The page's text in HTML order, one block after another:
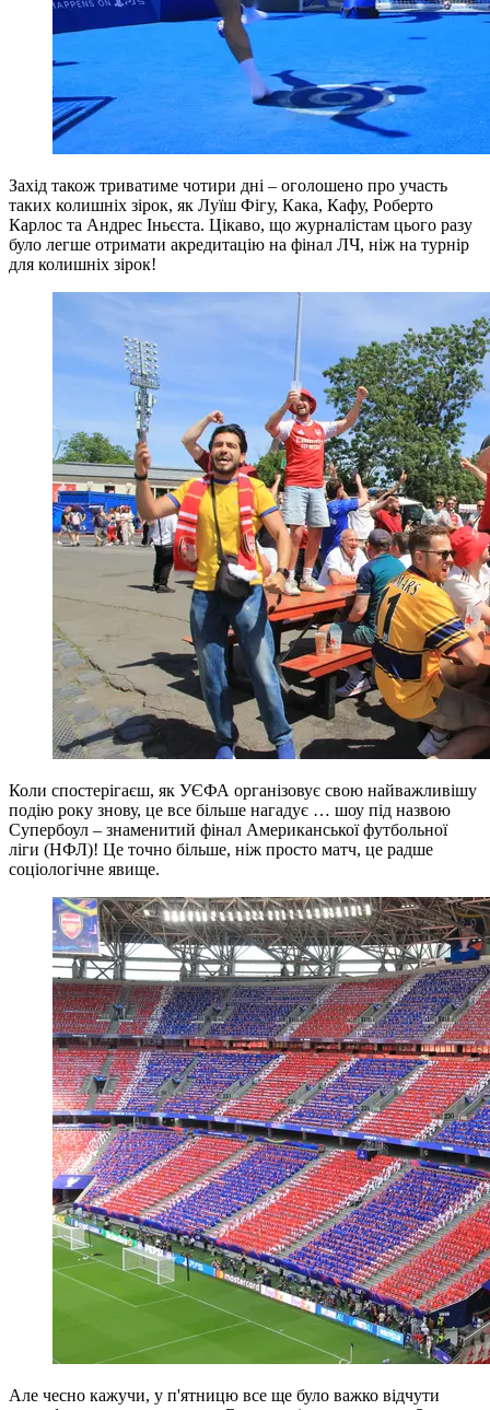
Захід також триватиме чотири дні – оголошено про участь
таких колишніх зірок, як Луїш Фігу, Кака, Кафу, Роберто
Карлос та Андрес Іньєста. Цікаво, що журналістам цього разу
було легше отримати акредитацію на фінал ЛЧ, ніж на турнір
для колишніх зірок!
Коли спостерігаєш, як УЄФА організовує свою найважливішу
подію року знову, це все більше нагадує … шоу під назвою
Супербоул – знаменитий фінал Американської футбольної
ліги (НФЛ)! Це точно більше, ніж просто матч, це радше
соціологічне явище.
Але чесно кажучи, у п'ятницю все ще було важко відчути